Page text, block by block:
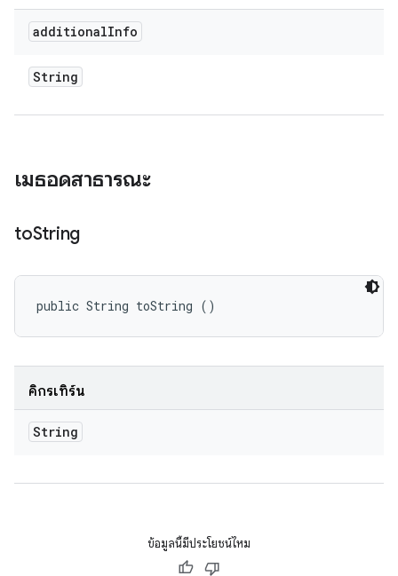
additionalInfo
String
เมธอดสาธารณะ
toString
public String toString ()
คิกรีเทิร์น
String
ข้อมูลนี้มีประโยชน์ไหม